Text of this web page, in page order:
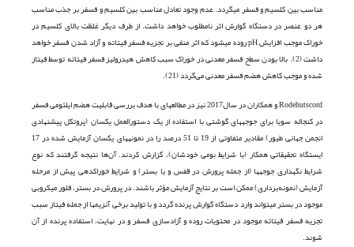
مناسب بین کلسیم و فسفر می­گردد. عدم وجود تعادل مناسب بین کلسیم و فسفر بر جذب مناسب
هر دو عنصر در دستگاه گوارش اثر نامطلوب خواهد داشت. از طرف دیگر غلظت بالای کلسیم در
خوراک موجب افزایش pH روده می­شود که اثر منفی بر تجزیه فسفر فیتاته و آزاد شدن فسفر خواهد
داشت (2). بالا بودن سطح فسفر معدنی در خوراک سبب کاهش هیدرولیز فسفر فیتاته توسط فیتاز
شده و موجب کاهش هضم فسفر معدنی می‌گردد (21).
Rodehutscord و همکاران در سال2017 نیز در مطالعه­ای با هدف بررسی قابلیت هضم ایلئومی فسفر
در کنجاله سویا برای جوجه­های گوشتی با استفاده از یک دستورالعمل یکسان (پروتکل پیشنهادی
انجمن جهانی طیور) مقادیر متفاوتی از 19 تا 51 درصد را در نمونه­های یکسان آزمایش شده در 17
ایستگاه تحقیقاتی همکار (با شرایط بومی خودشان)، گزارش کردند. آن‌ها نتیجه گرفتند که نوع
شرایط نگهداری جوجه­ها (از جمله پرورش در قفس و یا بستر) و شرایط خوراک­دهی پیش از مرحله
آزمایش (نمونه‌برداری) ممکن است بر نتایج آزمایش مؤثر باشند. در پرورش در بستر، فلور میکروبی
موجود در بستر می­تواند وارد دستگاه گوارش پرنده گردد و با تولید برخی آنزیم­ها از جمله فیتاز سبب
تجزیه فسفر فیتاته موجود در محتویات روده و آزادسازی فسفر و در نهایت، استفاده پرنده از آن
شوند.